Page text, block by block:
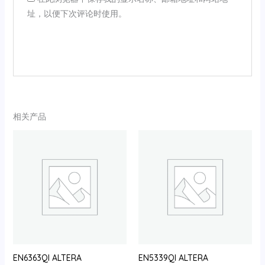
址，以便下次评论时使用。
相关产品
EN6363QI ALTERA EN5339QI ALTERA